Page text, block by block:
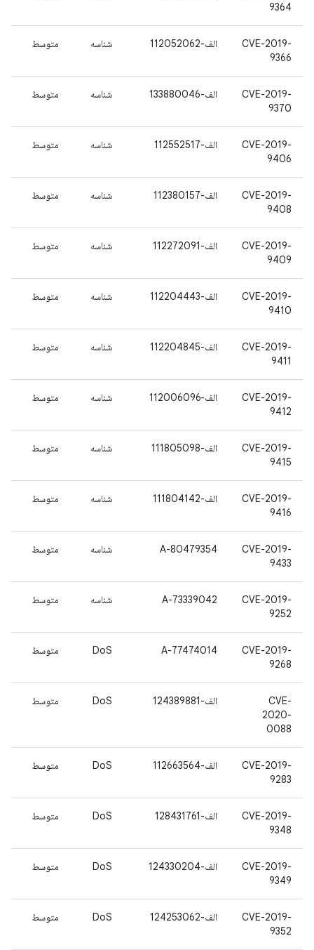
9364
CVE-2019-
9366
الف-112052062 شناسه متوسط
CVE-2019-
9370
الف-133880046 شناسه متوسط
CVE-2019-
9406
الف-112552517 شناسه متوسط
CVE-2019-
9408
الف-112380157 شناسه متوسط
CVE-2019-
9409
الف-112272091 شناسه متوسط
CVE-2019-
9410
الف-112204443 شناسه متوسط
CVE-2019-
9411
الف-112204845 شناسه متوسط
CVE-2019-
9412
الف-112006096 شناسه متوسط
CVE-2019-
9415
الف-111805098 شناسه متوسط
CVE-2019-
9416
الف-111804142 شناسه متوسط
CVE-2019-
9433
A-80479354 شناسه متوسط
CVE-2019-
9252
A-73339042 شناسه متوسط
CVE-2019-
9268
A-77474014
DoS متوسط
CVE-
2020-
0088
الف-124389881 DoS متوسط
CVE-2019-
9283
الف-112663564 DoS متوسط
CVE-2019-
9348
الف-128431761 DoS متوسط
CVE-2019-
9349
الف-124330204 DoS متوسط
CVE-2019-
9352
الف-124253062 DoS متوسط